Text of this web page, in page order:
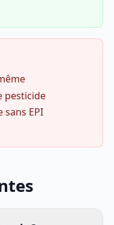
pesticide
sans EPI